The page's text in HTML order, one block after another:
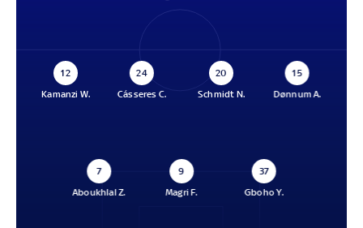
12
Kamanzi W.
24
Cásseres C.
20
Schmidt N.
15
Dønnum A.
7
Aboukhlal Z.
9
Magri F.
37
Gboho Y.